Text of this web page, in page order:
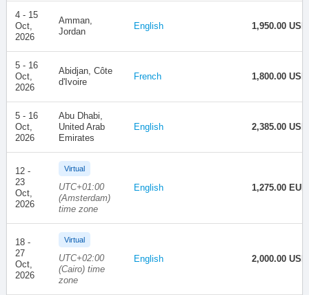
4 - 15
Oct,
2026
Amman,
Jordan
English 1,950.00 USD
5 - 16
Oct,
2026
Abidjan, Côte
d'Ivoire
French 1,800.00 USD
5 - 16
Oct,
2026
Abu Dhabi,
United Arab
Emirates
English 2,385.00 USD
12 -
23
Oct,
2026
Virtual
UTC+01:00
(Amsterdam)
time zone
English 1,275.00 EUR
18 -
27
Oct,
2026
Virtual
UTC+02:00
(Cairo) time
zone
English 2,000.00 USD